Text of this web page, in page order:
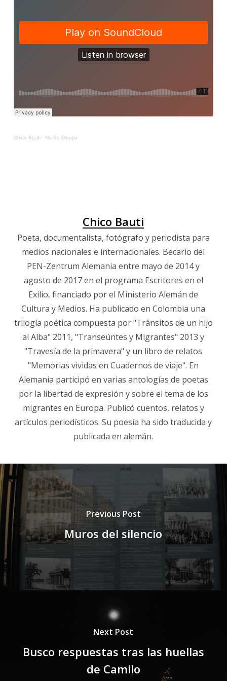
Chico Bauti· No Se Dibujar
Chico Bauti
Poeta, documentalista, fotógrafo y periodista para
medios nacionales e internacionales. Becario del
PEN-Zentrum Alemania entre mayo de 2014 y
agosto de 2017 en el programa Escritores en el
Exilio, financiado por el Ministerio Alemán de
Cultura y Medios. Ha publicado en Colombia una
trilogía poética compuesta por "Tránsitos de un hijo
al Alba" 2011, "Transeúntes y Migrantes" 2013 y
"Travesía de la primavera" y un libro de relatos
"Memorias vividas en Cuadernos de viaje". En
Alemania participó en varias antologías de poetas
por la libertad de expresión y sobre el tema de los
migrantes en Europa. Publicó cuentos, relatos y
artículos periodísticos. Su poesía ha sido traducida y
publicada en alemán.
Previous Post
Muros del silencio
Next Post
Busco respuestas tras las huellas
de Camilo